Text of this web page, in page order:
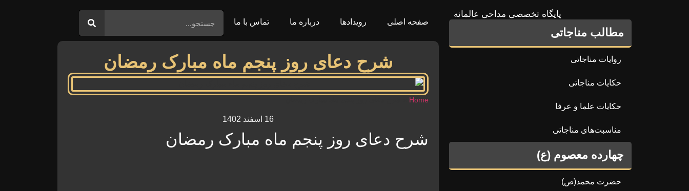
پایگاه تخصصی مداحی عالمانه
مطالب مناجاتی
روایات مناجاتی
حکایات مناجاتی
حکایات علما و عرفا
مناسبت‌های مناجاتی
چهارده معصوم (ع)
حضرت محمد(ص)
صفحه اصلی رویدادها درباره ما تماس با ما
شرح دعای روز پنجم ماه مبارک رمضان
Home
16 اسفند 1402
شرح دعای روز پنجم ماه مبارک رمضان